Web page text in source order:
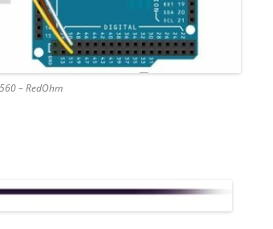
– RedOhm